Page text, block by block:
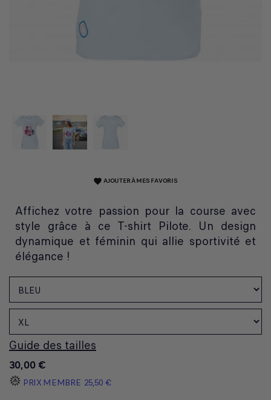
favorite AJOUTER À MES FAVORIS
Affichez votre passion pour la course avec
style grâce à ce T-shirt Pilote. Un design
dynamique et féminin qui allie sportivité et
élégance !
Guide des tailles
30,00 €
PRIX MEMBRE 25,50 €